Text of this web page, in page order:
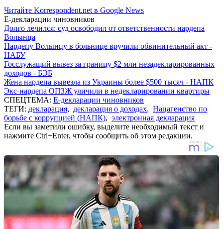
Читайте Korrespondent.net в Google News
Е-декларации чиновников
Долго лечился: суд освободил от ответственности нардепа
Волынца
Нардепу Волынцу в больнице вручили обвинительный акт -
НАБУ
Госслужащий вывез за границу $2 млн незадекларированных
доходов - БЭБ
Жена нардепа вывезла из Украины более $500 тысяч - НАПК
Экс-нардепа ОПЗЖ уличили в недекларировании квартиры
СПЕЦТЕМА: Е-декларации чиновников
ТЕГИ: декларация, декларация о доходах, Нацагенство по
борьбе с коррупцией (НАПК), электронная декларация
Если вы заметили ошибку, выделите необходимый текст и
нажмите Ctrl+Enter, чтобы сообщить об этом редакции.